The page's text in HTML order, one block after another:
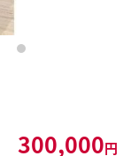
8
300,000円